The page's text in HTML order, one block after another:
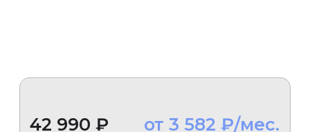
сервисов и повышения удобства пользования сайтом.
Образовательные услуги оказываются ООО «ИНВЕСТ